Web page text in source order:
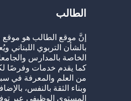
الطالب
إنَّ موقع الطالب هو
بالشأن التربوي اللبناني
الخاصة بالمدارس
كما يقدم خدمات وفرصًا
من العلم والمعرفة في
وبناء الثقة بالنفس،
المستوى الوظيفي عبر